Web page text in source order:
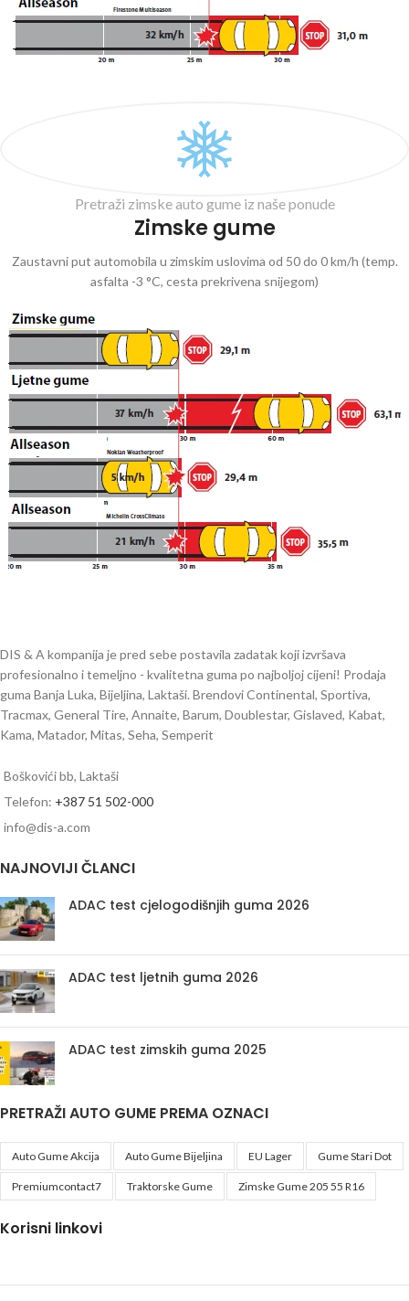
Pretraži zimske auto gume iz naše ponude
Zimske gume
Zaustavni put automobila u zimskim uslovima od 50 do 0 km/h (temp.
asfalta -3 °C, cesta prekrivena snijegom)
DIS & A kompanija je pred sebe postavila zadatak koji izvršava
profesionalno i temeljno - kvalitetna guma po najboljoj cijeni! Prodaja
guma Banja Luka, Bijeljina, Laktaši. Brendovi Continental, Sportiva,
Tracmax, General Tire, Annaite, Barum, Doublestar, Gislaved, Kabat,
Kama, Matador, Mitas, Seha, Semperit
Boškovići bb, Laktaši
Telefon: +387 51 502-000
info@dis-a.com
NAJNOVIJI ČLANCI
ADAC test cjelogodišnjih guma 2026
ADAC test ljetnih guma 2026
ADAC test zimskih guma 2025
PRETRAŽI AUTO GUME PREMA OZNACI
Auto Gume Akcija Auto Gume Bijeljina EU Lager Gume Stari Dot
Premiumcontact7 Traktorske Gume Zimske Gume 205 55 R16
Korisni linkovi